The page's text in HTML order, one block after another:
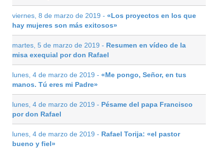
viernes, 8 de marzo de 2019 - «Los proyectos en los que
hay mujeres son más exitosos»
martes, 5 de marzo de 2019 - Resumen en vídeo de la
misa exequial por don Rafael
lunes, 4 de marzo de 2019 - «Me pongo, Señor, en tus
manos. Tú eres mi Padre»
lunes, 4 de marzo de 2019 - Pésame del papa Francisco
por don Rafael
lunes, 4 de marzo de 2019 - Rafael Torija: «el pastor
bueno y fiel»